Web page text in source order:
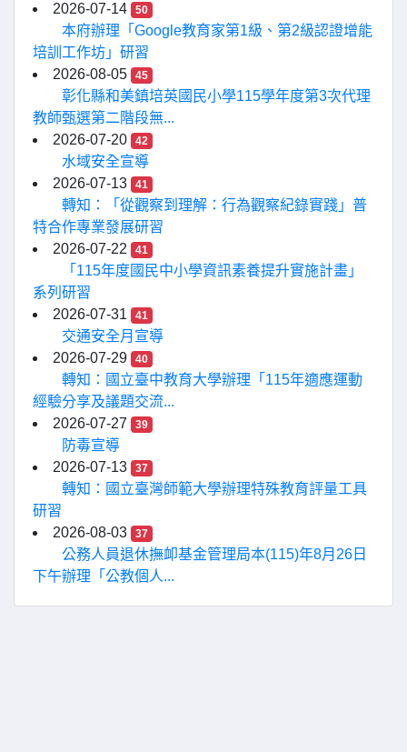
2026-07-14
50
本府辦理「Google教育家第1級、第2級認證增能
培訓工作坊」研習
2026-08-05
45
彰化縣和美鎮培英國民小學115學年度第3次代理
教師甄選第二階段無...
2026-07-20
42
水域安全宣導
2026-07-13
41
轉知：「從觀察到理解：行為觀察紀錄實踐」普
特合作專業發展研習
2026-07-22
41
「115年度國民中小學資訊素養提升實施計畫」
系列研習
2026-07-31
41
交通安全月宣導
2026-07-29
40
轉知：國立臺中教育大學辦理「115年適應運動
經驗分享及議題交流...
2026-07-27
39
防毒宣導
2026-07-13
37
轉知：國立臺灣師範大學辦理特殊教育評量工具
研習
2026-08-03
37
公務人員退休撫卹基金管理局本(115)年8月26日
下午辦理「公教個人...